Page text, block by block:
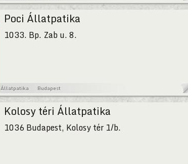
Poci Állatpatika
1033. Bp. Zab u. 8.
Állatpatika Budapest
Kolosy téri Állatpatika
1036 Budapest, Kolosy tér 1/b.